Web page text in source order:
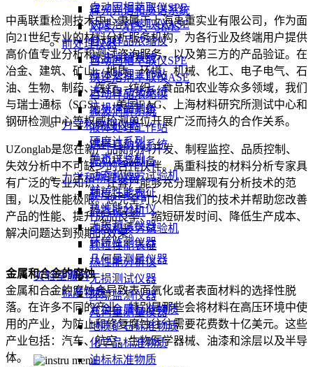
自动固相萃取仪SPE
快速溶剂萃取仪ASE
自动样品浓缩仪
微波消解系统
液体处理工作站
进样自动化系统
无机样品制备
力学和物理仪器
硬度计系列
静态试验机
动态和疲劳试验机
颗粒性能表征
热性能分析仪
无损测试仪器
环境监测仪器
几何量测量仪器
实验室服务
标准物质
冶金金属标准物质
地质矿石标准物质
化学品标准物质
油标标准物质
辉光光谱和质谱系统
XPS、AES、SIMS
前处理仪器
自动固相萃取仪SPE
快速溶剂萃取仪ASE
自动样品浓缩仪
微波消解系统
液体处理工作站
进样自动化系统
无机样品制备
力学和物理仪器
硬度计系列
静态试验机
动态和疲劳试验机
颗粒性能表征
热性能分析仪
无损测试仪器
环境监测仪器
几何量测量仪器
中禹联重检测技术中心隶属于上海禹重实业有限公司，作为面
向21世纪专业的材料分析服务机构，为各行业及终端用户提供
高价值专业分析和测试咨询服务，以及第三方的产品验证。在
冶金、建筑、矿山、地质、环境、机械、化工、电子电气、石
油、生物、制药、医疗、纺织、食品和农业等众多领域，我们
与瑞士通标（SGS）、美国EAG、上海材料研究所测试中心和
钢研检测中心等权威检测单位开展广泛而持久的合作关系。
UZonglab是您在新产品新材料开发、制程监控、品质控制、
失效分析中不可缺少的合作伙伴。禹重科技的材料分析专家具
有广泛的专业知识，让客户能够充分理解现有分析技术的范
围，以及性能极限。您完全可以相信我们的技术并帮助您改善
产品的性能、提升成品良率、缩短研发时间、降低生产成本、
解决问题达到预期的效果。
金属和合金的腐蚀
金属和合金的腐蚀会导致表面氧化或者表面材料的选择性脱
落。在许多不同的产业，特别是那些会将材料在高压环境中使
用的产业，为防止和修复腐蚀往往需要花费数十亿美元。这些
产业包括：汽车、航空、生物医学器械、油漆和涂层以及半导
体。